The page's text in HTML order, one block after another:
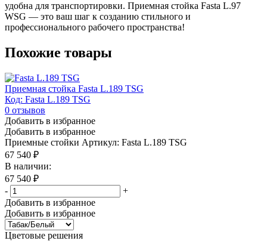
удобна для транспортировки. Приемная стойка Fasta L.97
WSG — это ваш шаг к созданию стильного и
профессионального рабочего пространства!
Похожие товары
Приемная стойка Fasta L.189 TSG
Код: Fasta L.189 TSG
0 отзывов
Добавить в избранное
Добавить в избранное
Приемные стойки Артикул: Fasta L.189 TSG
67 540 ₽
В наличии:
67 540 ₽
-
+
Добавить в избранное
Добавить в избранное
Цветовые решения